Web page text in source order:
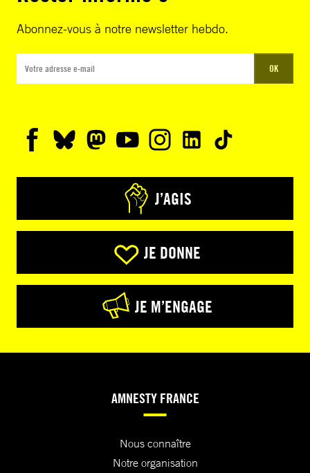
Abonnez-vous à notre newsletter hebdo.
OK
J’AGIS
JE DONNE
JE M’ENGAGE
AMNESTY FRANCE
Nous connaître
Notre organisation